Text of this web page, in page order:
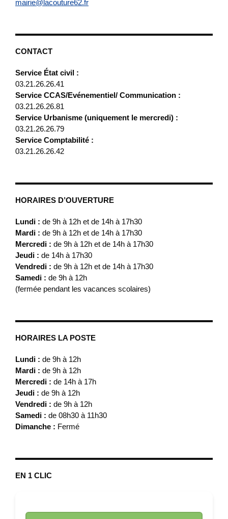
mairie@lacouture62.fr
CONTACT
Service État civil :
03.21.26.26.41
Service CCAS/Evénementiel/ Communication :
03.21.26.26.81
Service Urbanisme (uniquement le mercredi) :
03.21.26.26.79
Service Comptabilité :
03.21.26.26.42
HORAIRES D’OUVERTURE
Lundi : de 9h à 12h et de 14h à 17h30
Mardi : de 9h à 12h et de 14h à 17h30
Mercredi : de 9h à 12h et de 14h à 17h30
Jeudi : de 14h à 17h30
Vendredi : de 9h à 12h et de 14h à 17h30
Samedi : de 9h à 12h
(fermée pendant les vacances scolaires)
HORAIRES LA POSTE
Lundi : de 9h à 12h
Mardi : de 9h à 12h
Mercredi : de 14h à 17h
Jeudi : de 9h à 12h
Vendredi : de 9h à 12h
Samedi : de 08h30 à 11h30
Dimanche : Fermé
EN 1 CLIC